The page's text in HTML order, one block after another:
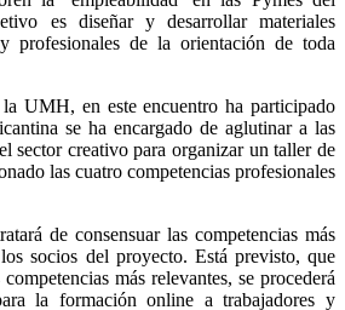
es diseñar y desarrollar materiales
profesionales de la orientación de toda
UMH, en este encuentro ha participado
se ha encargado de aglutinar a las
sector creativo para organizar un taller de
las cuatro competencias profesionales
de consensuar las competencias más
socios del proyecto. Está previsto, que
más relevantes, se procederá
la formación online a trabajadores y